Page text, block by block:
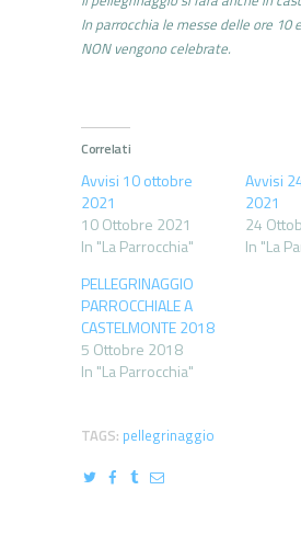
In parrocchia le messe delle ore 10
NON vengono celebrate.
Correlati
Avvisi 10 ottobre
2021
10 Ottobre 2021
In "La Parrocchia"
Avvisi
2021
24
In "La
PELLEGRINAGGIO
PARROCCHIALE A
CASTELMONTE 2018
5 Ottobre 2018
In "La Parrocchia"
TAGS: pellegrinaggio